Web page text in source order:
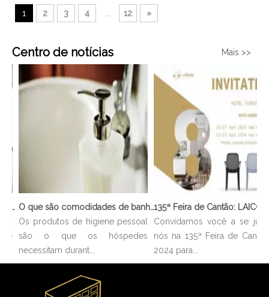
1 2 3 4 ... 12 »
Centro de notícias Mais >>
O que são comodidades de banheiro?
Os produtos de higiene pessoal
são o que os hóspedes
necessitam durant...
Convidamos você a se
nós na 135ª Feira de Cantão
2024 para...